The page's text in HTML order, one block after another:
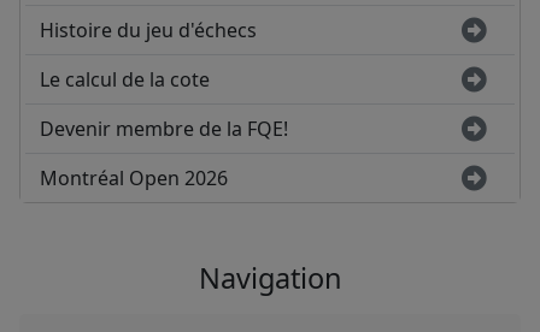
Histoire du jeu d'échecs
Le calcul de la cote
Devenir membre de la FQE!
Montréal Open 2026
Navigation